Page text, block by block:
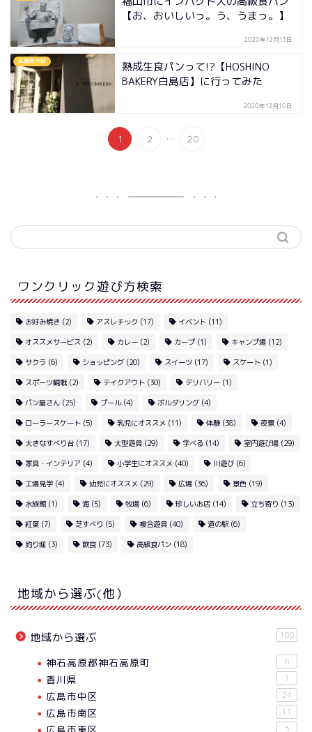
【お、おいしいっ。う、うまっ。】
2020年12月13日
広島市中区
熟成生食パンって!?【HOSHINO
BAKERY白島店】に行ってみた
2020年12月10日
1 2 ... 20
ワンクリック遊び方検索
お好み焼き (2) アスレチック (17) イベント (11)
オススメサービス (2) カレー (2) カープ (1) キャンプ場 (12)
サクラ (6) ショッピング (20) スイーツ (17) スケート (1)
スポーツ観戦(2) テイクアウト (30) デリバリー (1)
パン屋さん (25) プール(4) ボルダリング (4)
ローラースケート (5) 乳児にオススメ (11) 体験 (38) 夜景 (4)
大きなすべり台 (17) 大型遊具 (29) 学べる (14) 室内遊び場 (29)
家具・インテリア (4) 小学生にオススメ (40) 川遊び (6)
工場見学 (4) 幼児にオススメ (29) 広場 (36) 景色 (19)
水族館(1) 海 (5) 牧場 (6) 珍しいお店 (14) 立ち寄り (13)
紅葉 (7) 芝すべり (5) 複合遊具 (40) 道の駅 (6)
釣り堀 (3) 飲食(73) 高級食パン (18)
地域から選ぶ(他）
地域から選ぶ 180
神石高原郡神石高原町 8
香川県 1
広島市中区 24
広島市南区 11
5